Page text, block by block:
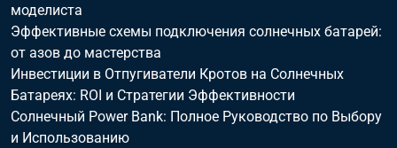
моделиста
Эффективные схемы подключения солнечных батарей:
от азов до мастерства
Инвестиции в Отпугиватели Кротов на Солнечных
Батареях: ROI и Стратегии Эффективности
Солнечный Power Bank: Полное Руководство по Выбору
и Использованию